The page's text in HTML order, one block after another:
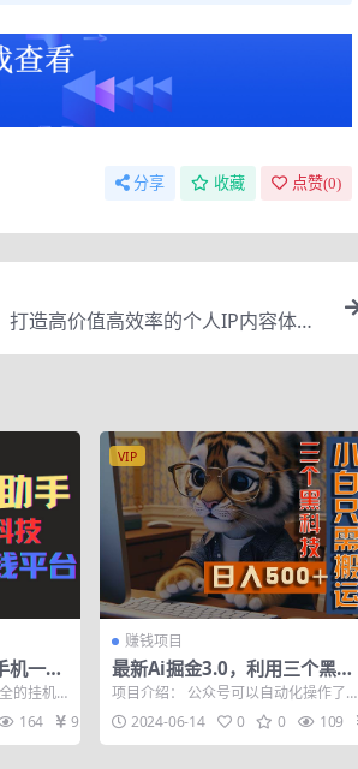
分享 收藏 点赞(0)
打造高价值高效率的个人IP内容体系
机一天
，全
的挂机
平台，广
164 9.9
VIP
赚钱项目
最新Ai掘金3.0，利用三个黑科
技，小白只需搬运，多平台发
布，矩阵操作…
项目介绍： 公众号可以自动化操作了，
提高效率才是王道，目前自动化插件的
功能支持自...
2024-06-14 0 0 109